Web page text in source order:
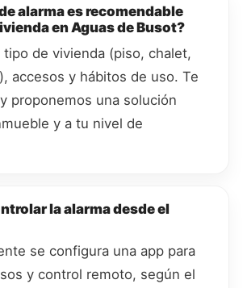
alarma es recomendable
en Aguas de Busot?
tipo de vivienda (piso, chalet,
accesos y hábitos de uso. Te
proponemos una solución
y a tu nivel de
la alarma desde el
se configura una app para
y control remoto, según el